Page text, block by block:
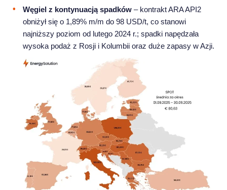
Węgiel z kontynuacją spadków – kontrakt ARA API2
obniżył się o 1,89% m/m do 98 USD/t, co stanowi
najniższy poziom od lutego 2024 r.; spadki napędzała
wysoka podaż z Rosji i Kolumbii oraz duże zapasy w Azji.